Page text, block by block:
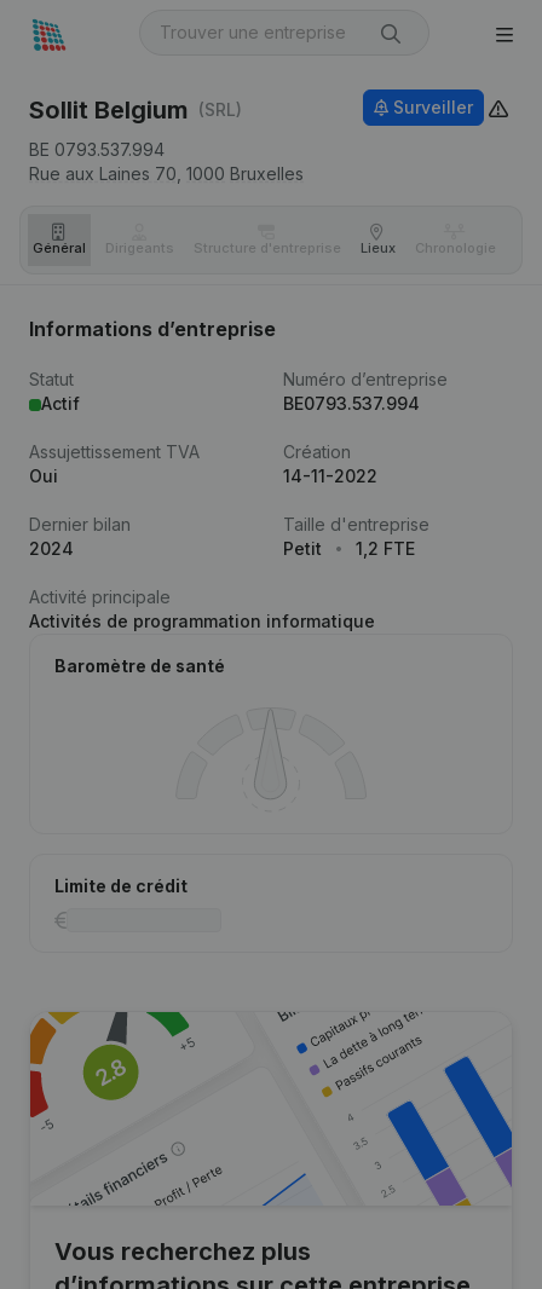
Sollit Belgium (SRL)
BE 0793.537.994
Rue aux Laines 70, 1000 Bruxelles
Surveiller
Général Dirigeants Structure d'entreprise Lieux Chronologie
Informations d’entreprise
Statut
Actif
Numéro d’entreprise
BE0793.537.994
Assujettissement TVA
Oui
Création
14-11-2022
Dernier bilan
2024
Taille d'entreprise
Petit
1,2 FTE
Activité principale
Activités de programmation informatique
Baromètre de santé
Limite de crédit
Vous recherchez plus